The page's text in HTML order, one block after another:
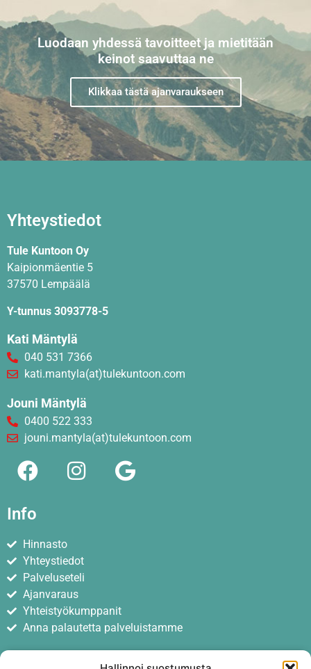
Luodaan yhdessä tavoitteet ja mietitään
keinot saavuttaa ne
Klikkaa tästä ajanvaraukseen
Yhteystiedot
Tule Kuntoon Oy
Kaipionmäentie 5
37570 Lempäälä
Y-tunnus 3093778-5
Kati Mäntylä
040 531 7366
kati.mantyla(at)tulekuntoon.com
Jouni Mäntylä
0400 522 333
jouni.mantyla(at)tulekuntoon.com
Info
Hinnasto
Yhteystiedot
Palveluseteli
Ajanvaraus
Yhteistyökumppanit
Anna palautetta palveluistamme